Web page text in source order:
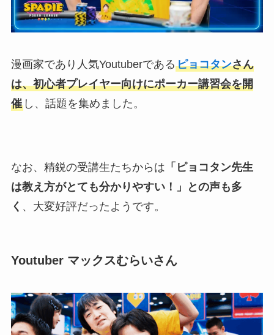
漫画家であり人気Youtuberであるピョコタンさん
は、初心者プレイヤー向けにポーカー講習会を開
催し、話題を集めました。
なお、精鋭の受講生たちからは 「ピョコタン先生
は教え方がとても分かりやすい！」との声も多
く 、大変好評だったようです。
Youtuber マックスむらいさん